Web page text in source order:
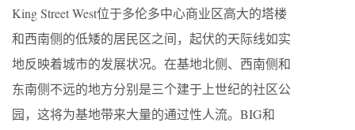
King Street West位于多伦多中心商业区高大的塔楼
和西南侧的低矮的居民区之间，起伏的天际线如实
地反映着城市的发展状况。在基地北侧、西南侧和
东南侧不远的地方分别是三个建于上世纪的社区公
园，这将为基地带来大量的通过性人流。BIG和